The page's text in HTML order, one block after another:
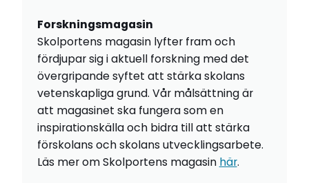
Forskningsmagasin
Skolportens magasin lyfter fram och
fördjupar sig i aktuell forskning med det
övergripande syftet att stärka skolans
vetenskapliga grund. Vår målsättning är
att magasinet ska fungera som en
inspirationskälla och bidra till att stärka
förskolans och skolans utvecklingsarbete.
Läs mer om Skolportens magasin här.